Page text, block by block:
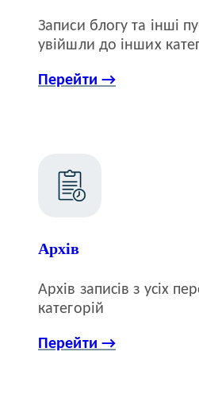
Записи блогу та інші
увійшли до інших
Перейти →
Архів
Архів записів з усіх
категорій
Перейти →